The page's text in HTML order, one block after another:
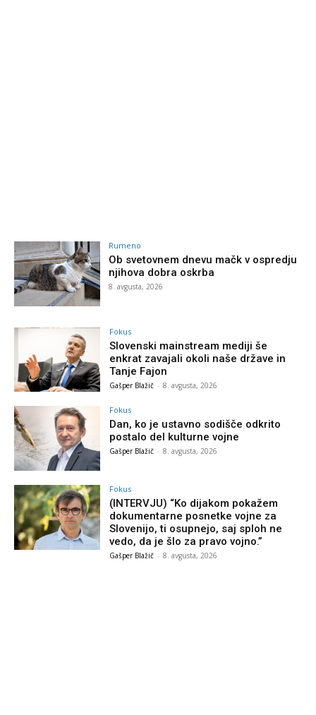
Rumeno
Ob svetovnem dnevu mačk v ospredju
njihova dobra oskrba
8. avgusta, 2026
Fokus
Slovenski mainstream mediji še
enkrat zavajali okoli naše države in
Tanje Fajon
Gašper Blažič - 8. avgusta, 2026
Fokus
Dan, ko je ustavno sodišče odkrito
postalo del kulturne vojne
Gašper Blažič - 8. avgusta, 2026
Fokus
(INTERVJU) “Ko dijakom pokažem
dokumentarne posnetke vojne za
Slovenijo, ti osupnejo, saj sploh ne
vedo, da je šlo za pravo vojno.”
Gašper Blažič - 8. avgusta, 2026